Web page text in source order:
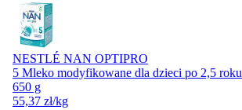
NESTLÉ NAN OPTIPRO
5 Mleko modyfikowane dla dzieci po 2,5 roku
650 g
55,37 zł/kg